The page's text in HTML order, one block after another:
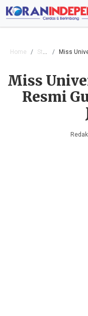
Home Style Miss
Miss
Resmi